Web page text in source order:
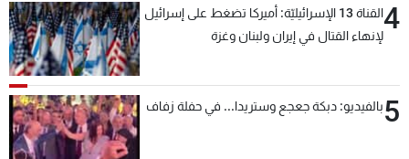
4
القناة 13 الإسرائيليّة: أميركا تضغط على إسرائيل
لإنهاء القتال في إيران ولبنان وغزة
5بالفيديو: دبكة جعجع وستريدا... في حفلة زفاف